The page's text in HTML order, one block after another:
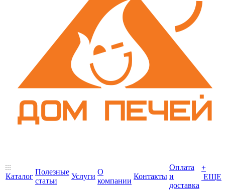
Каталог
Полезные
статьи
Услуги
О
компании
Контакты
Оплата
и
доставка
+
ЕЩЕ